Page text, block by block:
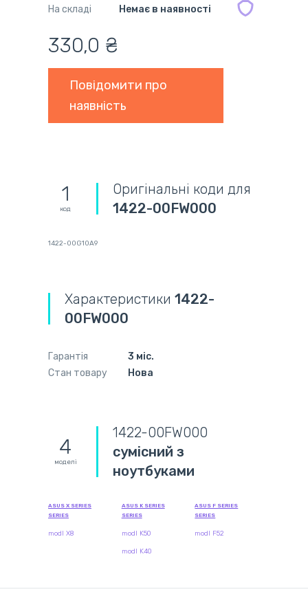
На складі
Немає в наявності
330,0 ₴
Повідомити про
наявність
1
код
Оригінальні коди для
1422-00FW000
1422-00G10A9
Характеристики 1422-
00FW000
Гарантія
3 міс.
Стан товару
Нова
4
моделі
1422-00FW000
сумісний з
ноутбуками
ASUS X SERIES
SERIES
modl X8
ASUS K SERIES
SERIES
modl K50
modl K40
ASUS F SERIES
SERIES
modl F52